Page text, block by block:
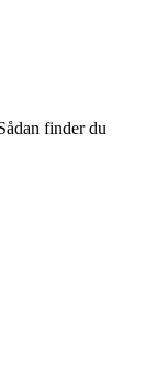
finder du